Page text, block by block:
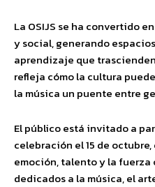
La OSIJS se ha convertido
y social, generando
aprendizaje que
refleja cómo la cultura
la música un puente entre
El público está invitado a
celebración el 15 de
emoción, talento y la
dedicados a la música, el